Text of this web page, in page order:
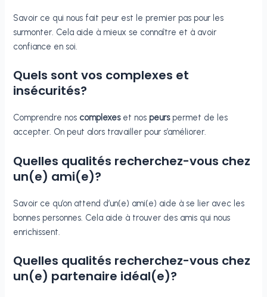
Savoir ce qui nous fait peur est le premier pas pour les
surmonter. Cela aide à mieux se connaître et à avoir
confiance en soi.
Quels sont vos complexes et
insécurités?
Comprendre nos complexeset nos peurspermet de les
accepter. On peut alors travailler pour s’améliorer.
Quelles qualités recherchez-vous chez
un(e) ami(e)?
Savoir ce qu’on attend d’un(e) ami(e) aide à se lier avec les
bonnes personnes. Cela aide à trouver des amis qui nous
enrichissent.
Quelles qualités recherchez-vous chez
un(e) partenaire idéal(e)?